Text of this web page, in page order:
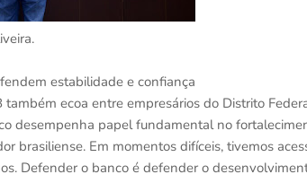
estabilidade e confiança
também ecoa entre empresários do Distrito
desempenha papel fundamental no
brasiliense. Em momentos difíceis, tivemos
Defender o banco é defender o